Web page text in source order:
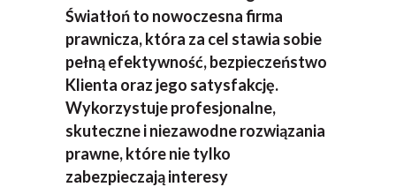
Światłoń to nowoczesna firma
prawnicza, która za cel stawia sobie
pełną efektywność, bezpieczeństwo
Klienta oraz jego satysfakcję.
Wykorzystuje profesjonalne,
skuteczne i niezawodne rozwiązania
prawne, które nie tylko
zabezpieczają interesy